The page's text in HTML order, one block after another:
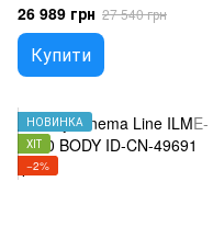
26 989 грн 27 540 грн
Купити
НОВИНКА
ХІТ
−2%